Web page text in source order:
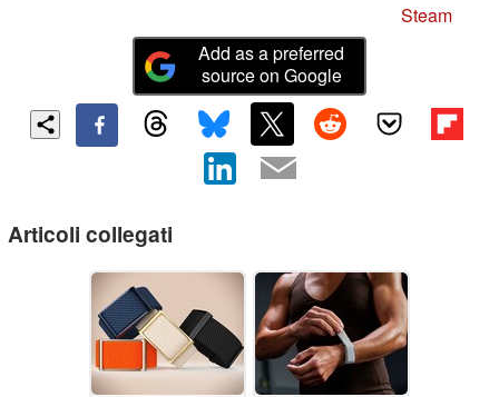
Steam
Add as a preferred
source on Google
Articoli collegati